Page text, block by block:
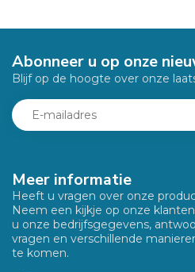
Meer informatie
Heeft u vragen over onze
Neem een kijkje op onze
u onze bedrijfsgegevens,
vragen en verschillende
te komen.
Abonneer u op onze
Blijf op de hoogte over onze